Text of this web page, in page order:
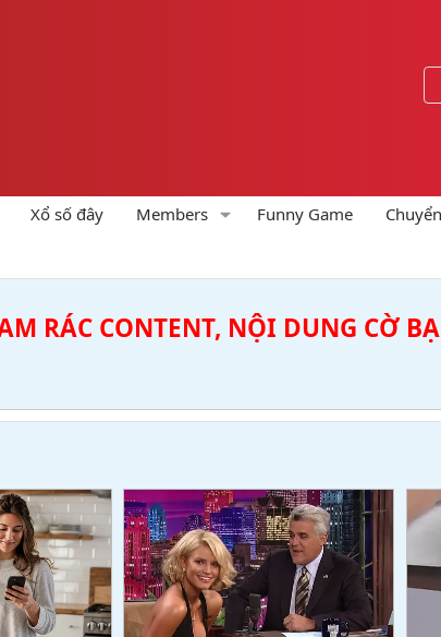
Xổ số đây Members Funny Game
RÁC CONTENT, NỘI DUNG CỜ